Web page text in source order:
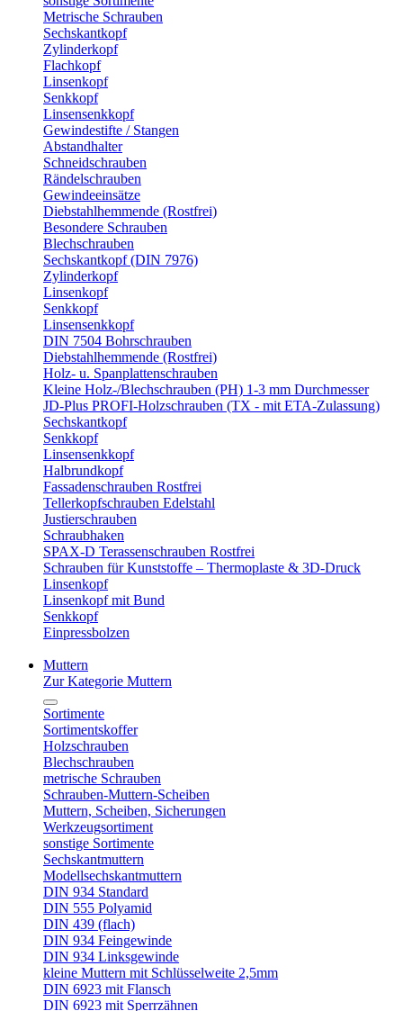
Metrische Schrauben
Sechskantkopf
Zylinderkopf
Flachkopf
Linsenkopf
Senkkopf
Linsensenkkopf
Gewindestifte / Stangen
Abstandhalter
Schneidschrauben
Rändelschrauben
Gewindeeinsätze
Diebstahlhemmende (Rostfrei)
Besondere Schrauben
Blechschrauben
Sechskantkopf (DIN 7976)
Zylinderkopf
Linsenkopf
Senkkopf
Linsensenkkopf
DIN 7504 Bohrschrauben
Diebstahlhemmende (Rostfrei)
Holz- u. Spanplattenschrauben
Kleine Holz-/Blechschrauben (PH) 1-3 mm Durchmesser
JD-Plus PROFI-Holzschrauben (TX - mit ETA-Zulassung)
Sechskantkopf
Senkkopf
Linsensenkkopf
Halbrundkopf
Fassadenschrauben Rostfrei
Tellerkopfschrauben Edelstahl
Justierschrauben
Schraubhaken
SPAX-D Terassenschrauben Rostfrei
Schrauben für Kunststoffe – Thermoplaste & 3D-Druck
Linsenkopf
Linsenkopf mit Bund
Senkkopf
Einpressbolzen
Muttern
Zur Kategorie Muttern
Sortimente
Sortimentskoffer
Holzschrauben
Blechschrauben
metrische Schrauben
Schrauben-Muttern-Scheiben
Muttern, Scheiben, Sicherungen
Werkzeugsortiment
sonstige Sortimente
Sechskantmuttern
Modellsechskantmuttern
DIN 934 Standard
DIN 555 Polyamid
DIN 439 (flach)
DIN 934 Feingewinde
DIN 934 Linksgewinde
kleine Muttern mit Schlüsselweite 2,5mm
DIN 6923 mit Flansch
DIN 6923 mit Sperrzähnen